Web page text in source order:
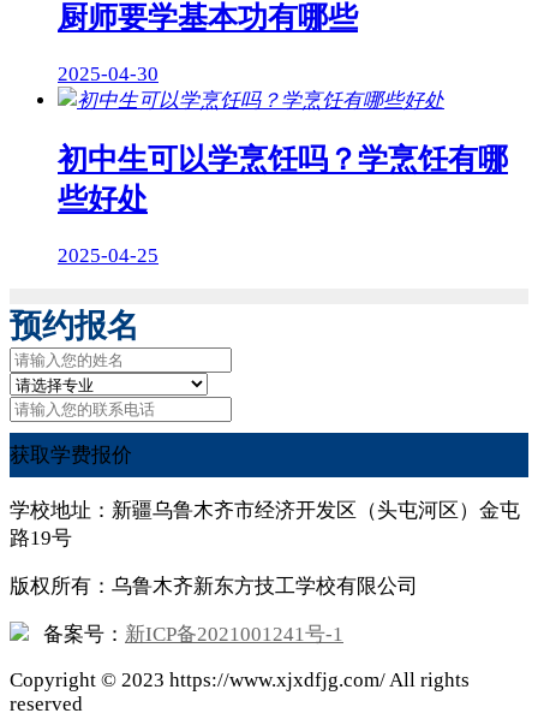
厨师要学基本功有哪些
2025-04-30
初中生可以学烹饪吗？学烹饪有哪
些好处
2025-04-25
预约报名
获取学费报价
学校地址：新疆乌鲁木齐市经济开发区（头屯河区）金屯
路19号
版权所有：乌鲁木齐新东方技工学校有限公司
备案号： 新ICP备2021001241号-1
Copyright © 2023 https://www.xjxdfjg.com/ All rights
reserved